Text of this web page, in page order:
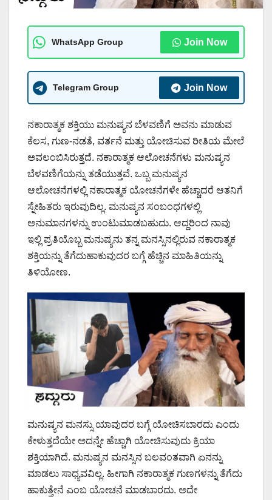
WhatsApp Group Join Now
Telegram Group Join Now
ನಕಾರಾತ್ಮಕ ಶಕ್ತಿಯು ಮನುಷ್ಯನ ಬೆಳವಣಿಗೆ ಅವನು ಮಾಡುವ
ಕೆಲಸ, ಗುಣ-ನಡತೆ, ವರ್ತನೆ ಮತ್ತು ಯೋಚಿಸುವ ರೀತಿಯ ಮೇಲೆ
ಅವಲಂಬಿಸಿರುತ್ತದೆ. ನಕಾರಾತ್ಮಕ ಆಲೋಚನೆಗಳು ಮನುಷ್ಯನ
ಬೆಳವಣಿಗೆಯನ್ನು ತಡೆಯುತ್ತವೆ. ಒಬ್ಬ ಮನುಷ್ಯನ
ಆಲೋಚನೆಗಳಲ್ಲಿ ನಕಾರಾತ್ಮಕ ಯೋಚನೆಗಳೇ ಹೆಚ್ಚಾದರೆ ಆತನಿಗೆ
ಸ್ನೇಹಿತರು ಇರುವುದಿಲ್ಲ. ಮನುಷ್ಯನ ಸಂಬಂಧಗಳಲ್ಲಿ
ಅನುಮಾನಗಳನ್ನು ಉಂಟುಮಾಡಬಹುದು. ಆದ್ದರಿಂದ ನಾವು
ಇಲ್ಲಿ ಪ್ರತಿಯೊಬ್ಬ ಮನುಷ್ಯನು ತನ್ನ ಮನಸ್ಸಿನಲ್ಲಿರುವ ನಕಾರಾತ್ಮಕ
ಶಕ್ತಿಯನ್ನು ತೆಗೆದುಹಾಕುವುದರ ಬಗ್ಗೆ ಹೆಚ್ಚಿನ ಮಾಹಿತಿಯನ್ನು
ತಿಳಿಯೋಣ.
ಮನುಷ್ಯನ ಮನಸ್ಸು ಯಾವುದರ ಬಗ್ಗೆ ಯೋಚಿಸಬಾರದು ಎಂದು
ಕೇಳುತ್ತದೆಯೇ ಅದನ್ನೇ ಹೆಚ್ಚಾಗಿ ಯೋಚಿಸುವುದು ಕ್ರಿಯಾ
ಶಕ್ತಿಯಾಗಿದೆ. ಮನುಷ್ಯನ ಮನಸ್ಸಿನ ಬಲವಂತವಾಗಿ ಏನನ್ನು
ಮಾಡಲು ಸಾಧ್ಯವವಿಲ್ಲ. ಹೀಗಾಗಿ ನಕಾರಾತ್ಮಕ ಗುಣಗಳನ್ನು ತೆಗೆದು
ಹಾಕುತ್ತೇನೆ ಎಂಬ ಯೋಚನೆ ಮಾಡಬಾರದು. ಅದೇ